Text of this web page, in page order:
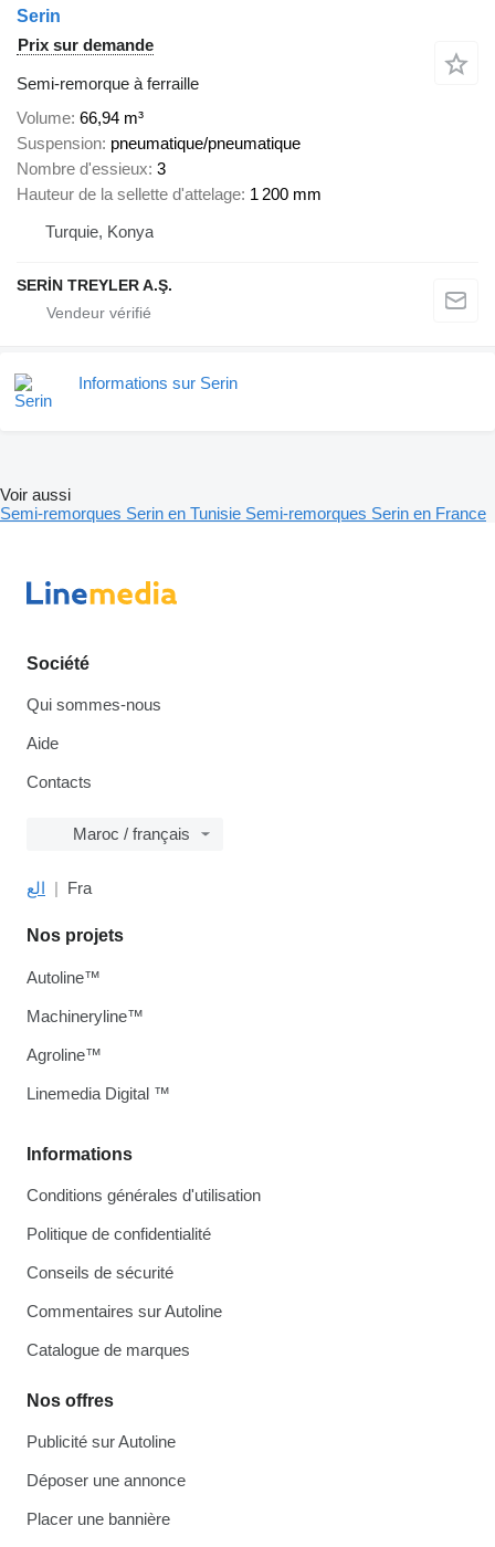
Serin
Prix sur demande
Semi-remorque à ferraille
Volume 66,94 m³
Suspension pneumatique/pneumatique
Nombre d'essieux 3
Hauteur de la sellette d'attelage 1 200 mm
Turquie, Konya
SERİN TREYLER A.Ş.
Informations sur Serin
Voir aussi
Semi-remorques Serin en Tunisie Semi-remorques Serin en France
Société
Qui sommes-nous
Aide
Contacts
Maroc / français
الع Fra
Informations
Conditions générales d'utilisation
Politique de confidentialité
Conseils de sécurité
Commentaires sur Autoline
Catalogue de marques
Nos offres
Publicité sur Autoline
Déposer une annonce
Placer une bannière
Nos projets
Autoline™
Machineryline™
Agroline™
Linemedia Digital ™